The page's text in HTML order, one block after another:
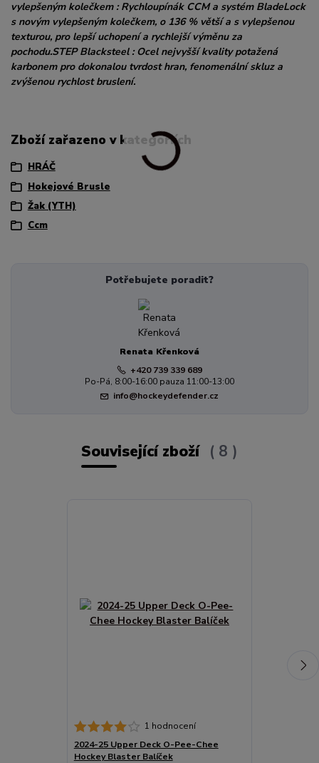
vylepšeným kolečkem : Rychloupínák CCM a systém BladeLock
s novým vylepšeným kolečkem, o 136 % větší a s vylepšenou
texturou, pro lepší uchopení a rychlejší výměnu za
pochodu.STEP Blacksteel : Ocel nejvyšší kvality potažená
karbonem pro dokonalou tvrdost hran, fenomenální skluz a
zvýšenou rychlost bruslení.
Zboží zařazeno v kategoriích
HRÁČ
Hokejové Brusle
Žak (YTH)
Ccm
Potřebujete poradit?
Renata Křenková
+420 739 339 689
Po-Pá, 8:00-16:00 pauza 11:00-13:00
info@hockeydefender.cz
Související zboží 8
1 hodnocení
2024-25 Upper Deck O-Pee-Chee
Hockey Blaster Balíček